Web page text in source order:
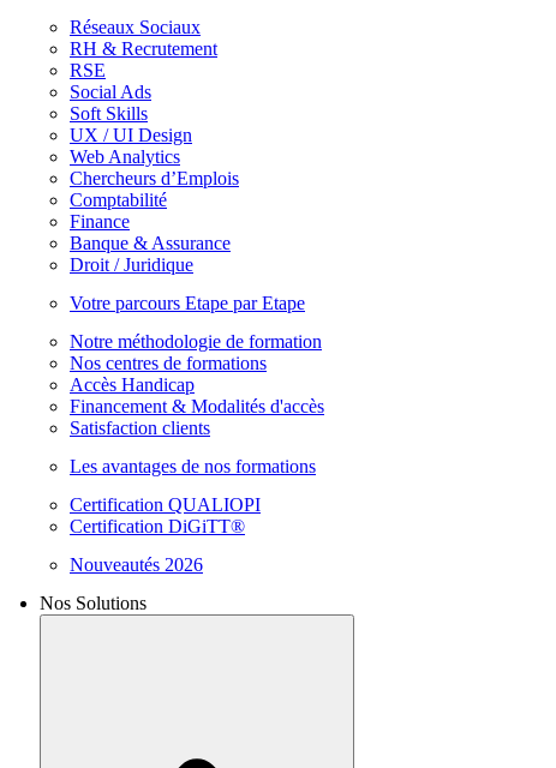
Réseaux Sociaux
RH & Recrutement
RSE
Social Ads
Soft Skills
UX / UI Design
Web Analytics
Chercheurs d’Emplois
Comptabilité
Finance
Banque & Assurance
Droit / Juridique
Votre parcours Etape par Etape
Notre méthodologie de formation
Nos centres de formations
Accès Handicap
Financement & Modalités d'accès
Satisfaction clients
Les avantages de nos formations
Certification QUALIOPI
Certification DiGiTT®
Nouveautés 2026
Nos Solutions